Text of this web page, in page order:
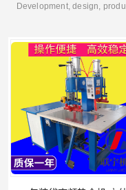
Development, design,